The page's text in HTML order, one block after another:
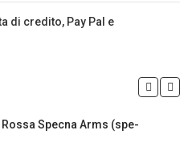
di credito, Pay Pal e
Specna Arms (spe-